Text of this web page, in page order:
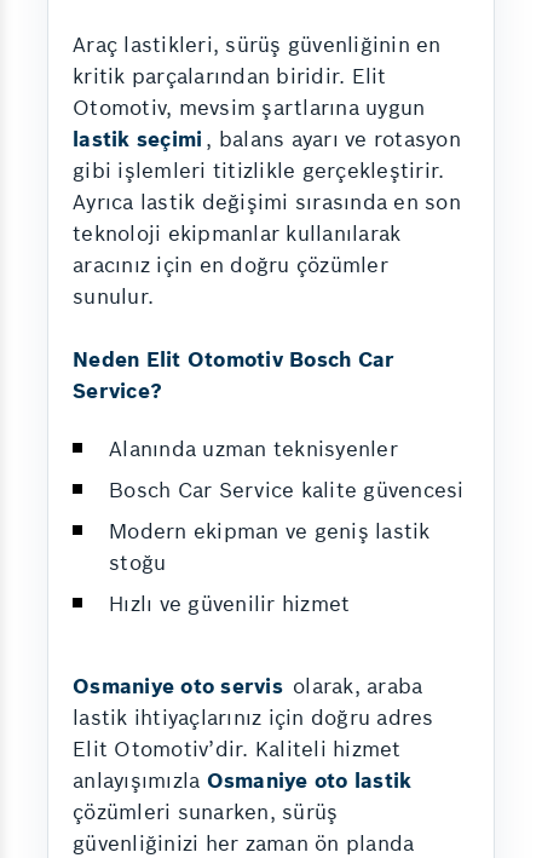
Araç lastikleri, sürüş güvenliğinin en
kritik parçalarından biridir. Elit
Otomotiv, mevsim şartlarına uygun
lastik seçimi , balans ayarı ve rotasyon
gibi işlemleri titizlikle gerçekleştirir.
Ayrıca lastik değişimi sırasında en son
teknoloji ekipmanlar kullanılarak
aracınız için en doğru çözümler
sunulur.
Neden Elit Otomotiv Bosch Car
Service?
Alanında uzman teknisyenler
Bosch Car Service kalite güvencesi
Modern ekipman ve geniş lastik
stoğu
Hızlı ve güvenilir hizmet
Osmaniye oto servis olarak, araba
lastik ihtiyaçlarınız için doğru adres
Elit Otomotiv’dir. Kaliteli hizmet
anlayışımızla Osmaniye oto lastik
çözümleri sunarken, sürüş
güvenliğinizi her zaman ön planda